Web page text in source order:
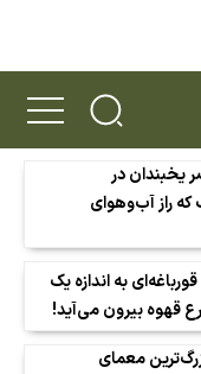
یخبندان در
راز آب‌وهوای
به اندازه یک
قهوه بیرون می‌آید!
معمای